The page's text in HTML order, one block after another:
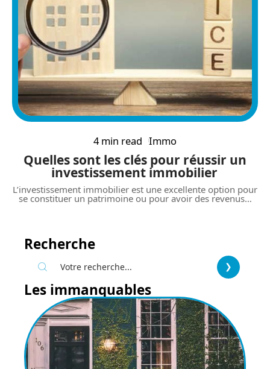
4 min read Immo
Quelles sont les clés pour réussir un
investissement immobilier
L’investissement immobilier est une excellente option pour
se constituer un patrimoine ou pour avoir des revenus…
Recherche
Les immanquables